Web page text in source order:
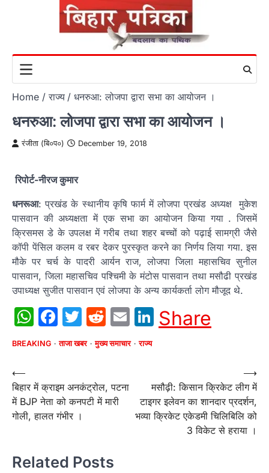
Home राज्य धनरुआ: लोजपा द्वारा सभा का आयोजन ।
धनरुआ: लोजपा द्वारा सभा का आयोजन ।
रंजीता (बि०प०) December 19, 2018
रिपोर्ट-नीरज कुमार
धनरूआ: प्रखंड के स्थानीय कृषि फार्म में लोजपा प्रखंड अध्यक्ष मुकेश
पासवान की अध्यक्षता में एक सभा का आयोजन किया गया . जिसमें
क्रिसमस डे के उपलक्ष में गरीब तथा शहर बच्चों को पढ़ाई सामग्री जैसे
कॉपी पेंसिल कलम व रबर देकर पुरस्कृत करने का निर्णय लिया गया. इस
मौके पर चर्च के पादरी आर्यन राज, लोजपा जिला महासचिव सुनील
पासवान, जिला महासचिव पश्चिमी के मंटोस पासवान तथा मसौढी प्रखंड
उपाध्यक्ष सुजीत पासवान एवं लोजपा के अन्य कार्यकर्ता लोग मौजूद थे.
WhatsApp
Facebook
Twitter
Reddit
EmailLinkedIn
Share
BREAKING ताजा खबर मुख्य समाचार राज्य
Post
navigation
⟵
बिहार में क्राइम अनकंट्रोल, पटना
में BJP नेता को कनपटी में मारी
गोली, हालत गंभीर ।
मसौढ़ी: किसान क्रिकेट लीग में
टाइगर इलेवन का शानदार प्रदर्शन,
भव्या क्रिकेट एकेडमी चिलिबिलि को
3 विकेट से हराया ।
⟶
Related Posts